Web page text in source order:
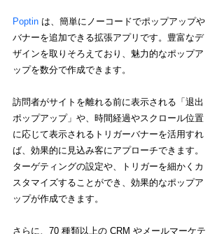
Poptin は、簡単にノーコードでポップアップや
バナーを追加できる拡張アプリです。豊富なデ
ザインを取りそろえており、魅力的なポップア
ップを数分で作成できます。
訪問者がサイトを離れる前に表示される「退出
ポップアップ」や、時間経過やスクロール位置
に応じて表示されるトリガーバナーを活用すれ
ば、効果的に見込み客にアプローチできます。
ターゲティングの設定や、トリガーを細かくカ
スタマイズすることができ、効果的なポップア
ップが作成できます。
さらに、70 種類以上の CRM やメールマーケテ